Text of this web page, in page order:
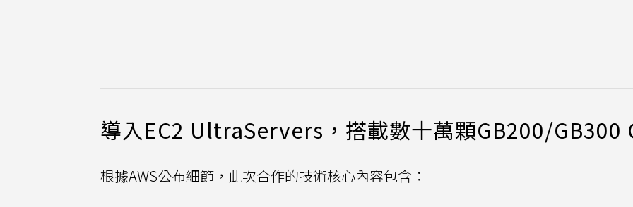
導入EC2 UltraServers，搭載數十萬顆GB200/GB300
根據AWS公布細節，此次合作的技術核心內容包含：